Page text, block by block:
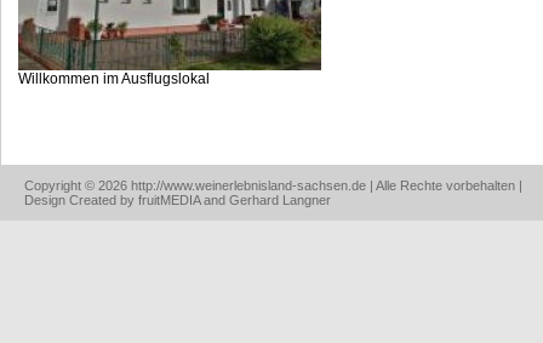
Willkommen im Ausflugslokal
Copyright © 2026 http://www.weinerlebnisland-sachsen.de | Alle Rechte vorbehalten |
Design Created by fruitMEDIA and Gerhard Langner